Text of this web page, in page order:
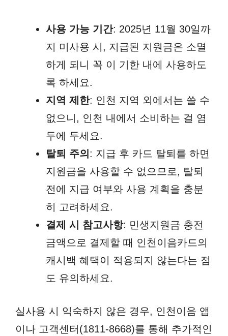
사용 가능 기간: 2025년 11월 30일까
지 미사용 시, 지급된 지원금은 소멸
하게 되니 꼭 이 기한 내에 사용하도
록 하세요.
지역 제한: 인천 지역 외에서는 쓸 수
없으니, 인천 내에서 소비하는 걸 염
두에 두세요.
탈퇴 주의 : 지급 후 카드 탈퇴를 하면
지원금을 사용할 수 없으므로, 탈퇴
전에 지급 여부와 사용 계획을 충분
히 고려하세요.
결제 시 참고사항: 민생지원금 충전
금액으로 결제할 때 인천이음카드의
캐시백 혜택이 적용되지 않는다는 점
도 유의하세요.
실사용 시 익숙하지 않은 경우, 인천이음 앱
이나 고객센터(1811-8668)를 통해 추가적인